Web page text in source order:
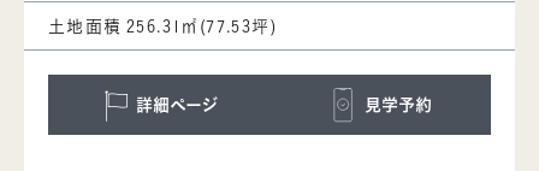
土地面積 256.31㎡(77.53坪)
詳細ページ 見学予約